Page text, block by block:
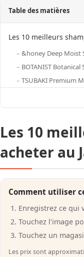
Table des matières
Les 10 meilleurs
&honey Deep Moist
BOTANIST
TSUBAKI Premium
Les 10
acheter au
Comment utiliser
Enregistrez ce qui
Touchez l'image
Touchez un
Les prix sont